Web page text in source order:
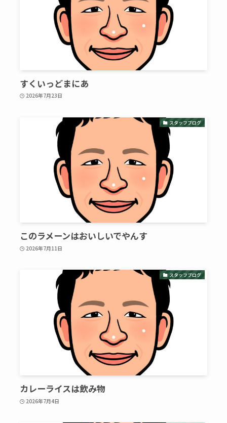
すくいっどまにあ
2026年7月23日
スタッフブログ
このラメーンはおいしいでやんす
2026年7月11日
スタッフブログ
カレーライスは飲み物
2026年7月4日